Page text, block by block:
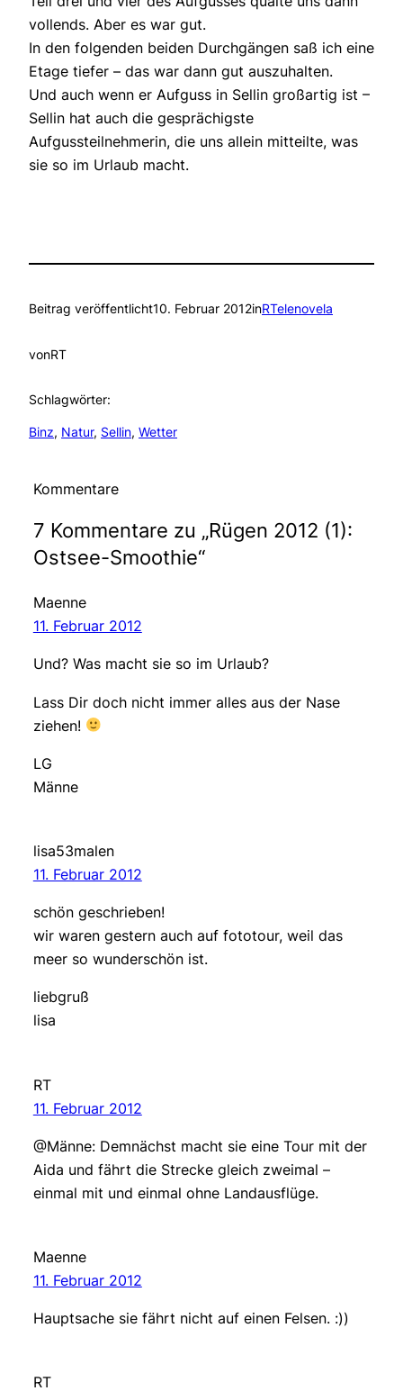
vollends. Aber es war gut.
In den folgenden beiden Durchgängen saß ich eine
Etage tiefer – das war dann gut auszuhalten.
Und auch wenn er Aufguss in Sellin großartig ist –
Sellin hat auch die gesprächigste
Aufgussteilnehmerin, die uns allein mitteilte, was
sie so im Urlaub macht.
Beitrag veröffentlicht10. Februar 2012inRTelenovela
vonRT
Schlagwörter:
Binz, Natur, Sellin, Wetter
Kommentare
7 Kommentare zu „Rügen 2012 (1):
Ostsee-Smoothie“
Maenne
11. Februar 2012
Und? Was macht sie so im Urlaub?
Lass Dir doch nicht immer alles aus der Nase
ziehen!
LG
Männe
lisa53malen
11. Februar 2012
schön geschrieben!
wir waren gestern auch auf fototour, weil das
meer so wunderschön ist.
liebgruß
lisa
RT
11. Februar 2012
@Männe: Demnächst macht sie eine Tour mit der
Aida und fährt die Strecke gleich zweimal –
einmal mit und einmal ohne Landausflüge.
Maenne
11. Februar 2012
Hauptsache sie fährt nicht auf einen Felsen. :))
RT